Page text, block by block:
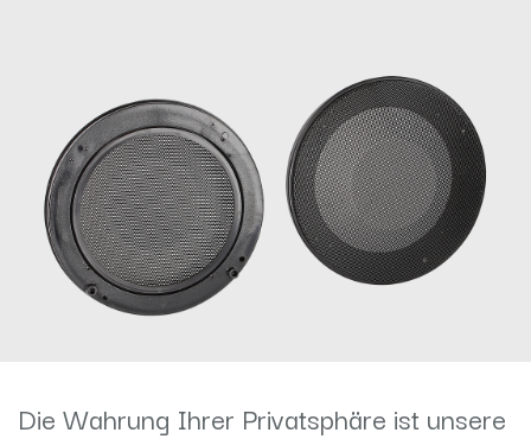
Die Wahrung Ihrer Privatsphäre ist unsere